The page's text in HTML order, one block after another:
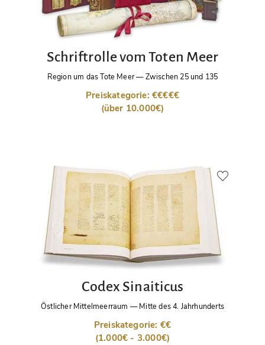
Schriftrolle vom Toten Meer
Region um das Tote Meer—Zwischen 25 und 135
Preiskategorie: €€€€€
(über 10.000€)
Codex Sinaiticus
Östlicher Mittelmeerraum —Mitte des 4. Jahrhunderts
Preiskategorie: €€
(1.000€ - 3.000€)